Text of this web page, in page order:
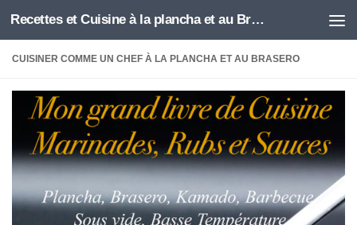
Skip to content Recettes et Cuisine à la plancha et au Brasero
CUISINER COMME UN CHEF À LA PLANCHA ET AU BRASERO